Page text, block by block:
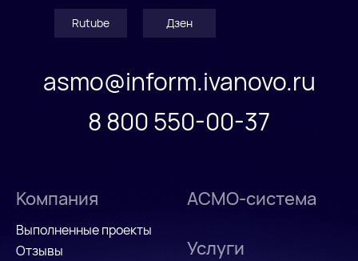
Rutube Дзен
asmo@inform.ivanovo.ru
8 800 550-00-37
Компания
Выполненные проекты
Отзывы
Услуги
АСМО-система